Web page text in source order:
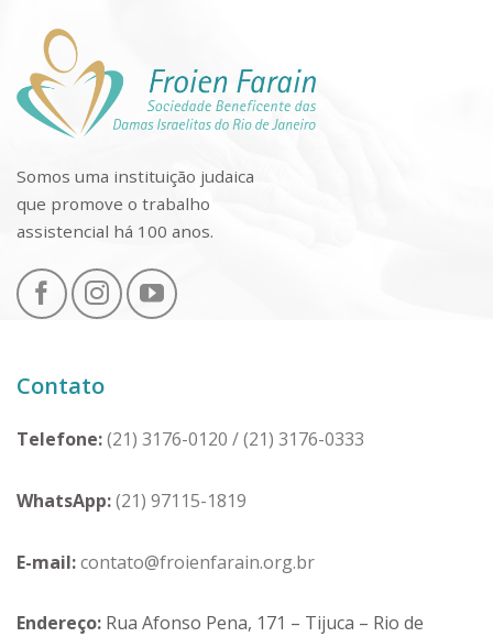
Somos uma instituição judaica
que promove o trabalho
assistencial há 100 anos.
Contato
Telefone:(21) 3176-0120 /(21) 3176-0333
WhatsApp:(21) 97115-1819
E-mail:contato@froienfarain.org.br
Endereço: Rua Afonso Pena, 171 – Tijuca – Rio de